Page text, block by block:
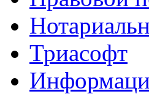
Триасофт